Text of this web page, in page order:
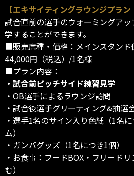
【エキサイティングラウンジプラン
試合直前の選手のウォーミングア
学することができます。
■販売席種・価格：メインスタンド
44,000円（税込）/1名様
■プラン内容：
・試合前ピッチサイド練習見学
・OB選手によるラウンジ訪問
・試合後選手グリーティング&抽選
・選手1名のサイン入り色紙（1名
ム）
・ガンバグッズ（1名につき1個）
・お食事：フードBOX・フリード
む）